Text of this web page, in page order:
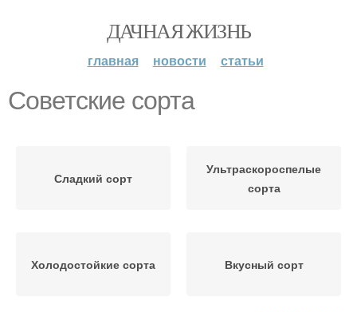
ДАЧНАЯ ЖИЗНЬ
главная новости статьи
Советские сорта
Сладкий сорт
Ультраскороспелые
сорта
Холодостойкие сорта Вкусный сорт